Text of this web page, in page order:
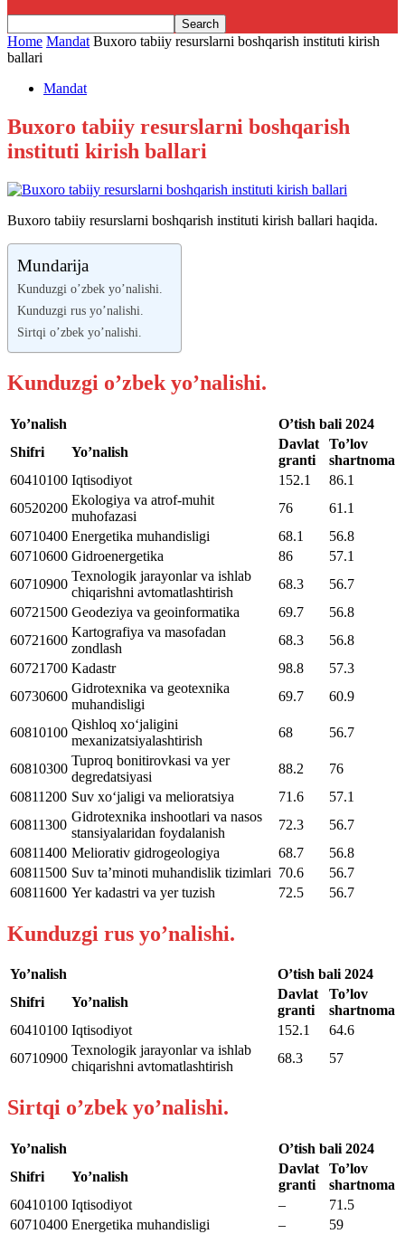
Home Mandat Buxoro tabiiy resurslarni boshqarish instituti kirish
ballari
Mandat
Buxoro tabiiy resurslarni boshqarish
instituti kirish ballari
Buxoro tabiiy resurslarni boshqarish instituti kirish ballari haqida.
Mundarija
Kunduzgi o’zbek yo’nalishi.
Kunduzgi rus yo’nalishi.
Sirtqi o’zbek yo’nalishi.
Kunduzgi o’zbek yo’nalishi.
Yo’nalish
O’tish bali 2024
Shifri
Yo’nalish
Davlat
granti
To’lov
shartnoma
60410100 Iqtisodiyot 152.1
86.1
60520200
Ekologiya va atrof-muhit
muhofazasi
76
61.1
60710400 Energetika muhandisligi 68.1
56.8
60710600 Gidroenergetika 86
57.1
60710900
Texnologik jarayonlar va ishlab
chiqarishni avtomatlashtirish
68.3
56.7
60721500 Geodeziya va geoinformatika 69.7
56.8
60721600
Kartografiya va masofadan
zondlash
68.3
56.8
60721700 Kadastr 98.8
57.3
60730600
Gidrotexnika va geotexnika
muhandisligi
69.7 60.9
60810100
Qishloq xoʻjaligini
mexanizatsiyalashtirish
68 56.7
60810300
Tuproq bonitirovkasi va yer
degredatsiyasi
88.2
76
60811200 Suv xoʻjaligi va melioratsiya 71.6
57.1
60811300
Gidrotexnika inshootlari va nasos
stansiyalaridan foydalanish
72.3
56.7
60811400 Meliorativ gidrogeologiya 68.7
56.8
60811500 Suv taʼminoti muhandislik tizimlari 70.6
56.7
60811600 Yer kadastri va yer tuzish 72.5 56.7
Kunduzgi rus yo’nalishi.
Yo’nalish
O’tish bali 2024
Shifri
Yo’nalish
Davlat
granti
To’lov
shartnoma
60410100 Iqtisodiyot 152.1
64.6
60710900
Texnologik jarayonlar va ishlab
chiqarishni avtomatlashtirish
68.3 57
Sirtqi o’zbek yo’nalishi.
Yo’nalish
O’tish bali 2024
Shifri
Yo’nalish
Davlat
granti
To’lov
shartnoma
60410100 Iqtisodiyot –
71.5
60710400 Energetika muhandisligi –
59